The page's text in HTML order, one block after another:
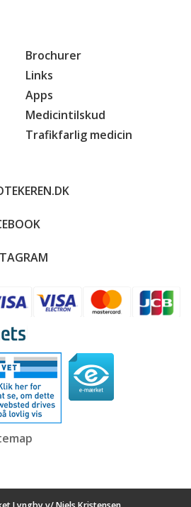
Brochurer
Links
Apps
Medicintilskud
Trafikfarlig medicin